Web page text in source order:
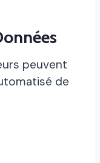
peuvent
de